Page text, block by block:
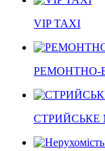
VIP TAXI
РЕМОНТНО-
СТРИЙСЬКЕ